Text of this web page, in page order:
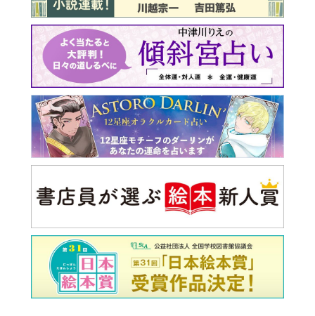
最新号 好評発売中！
実家の処分から終の棲家ま
でどうする？60代からの家
モンダイ
最新号
次号予告
バックナンバー
注目トピ
結婚1か月で離婚を決めました。本当によかったのでしょう
か